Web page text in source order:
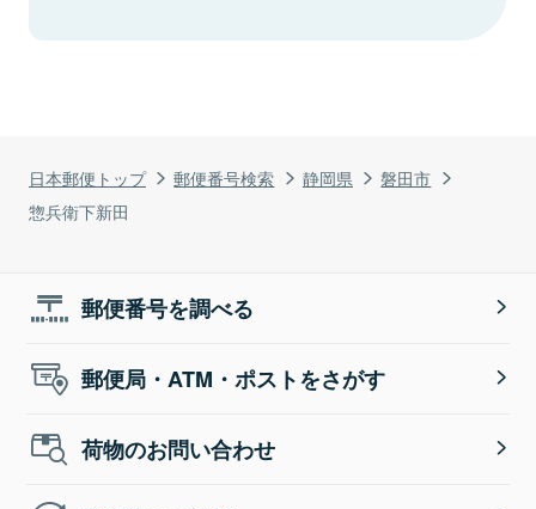
日本郵便トップ 郵便番号検索 静岡県
磐田市
惣兵衛下新田
郵便番号を調べる
郵便局・ATM・ポストをさがす
荷物のお問い合わせ